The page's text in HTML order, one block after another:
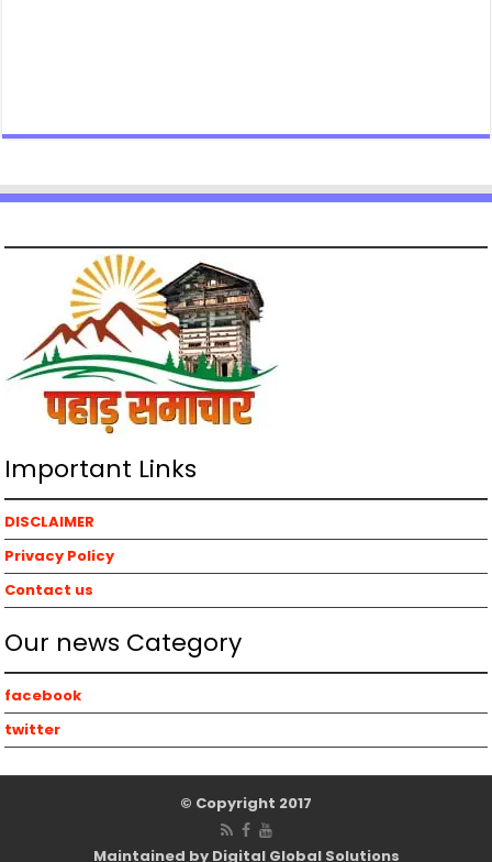
Important Links
DISCLAIMER
Privacy Policy
Contact us
Our news Category
facebook
twitter
© Copyright 2017
Maintained by Digital Global Solutions